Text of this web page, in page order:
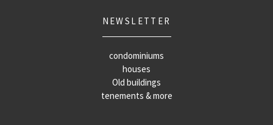
NEWSLETTER
condominiums
houses
Old buildings
tenements & more